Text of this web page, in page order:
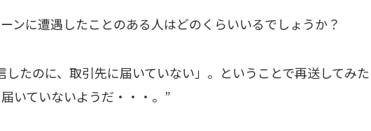
ンに遭遇したことのある人はどのくらいいるでしょうか？
したのに、取引先に届いていない」。ということで再送してみた
いていないようだ・・・。”